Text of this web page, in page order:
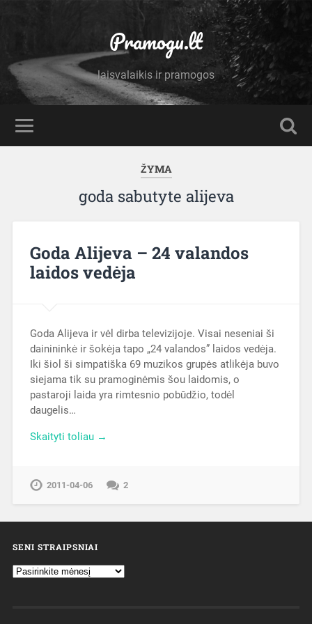
Pramogu.lt
laisvalaikis ir pramogos
ŽYMA
goda sabutyte alijeva
Goda Alijeva – 24 valandos
laidos vedėja
Goda Alijeva ir vėl dirba televizijoje. Visai neseniai ši
dainininkė ir šokėja tapo „24 valandos” laidos vedėja.
Iki šiol ši simpatiška 69 muzikos grupės atlikėja buvo
siejama tik su pramoginėmis šou laidomis, o
pastaroji laida yra rimtesnio pobūdžio, todėl
daugelis…
Skaityti toliau →
2011-04-06 2
SENI STRAIPSNIAI